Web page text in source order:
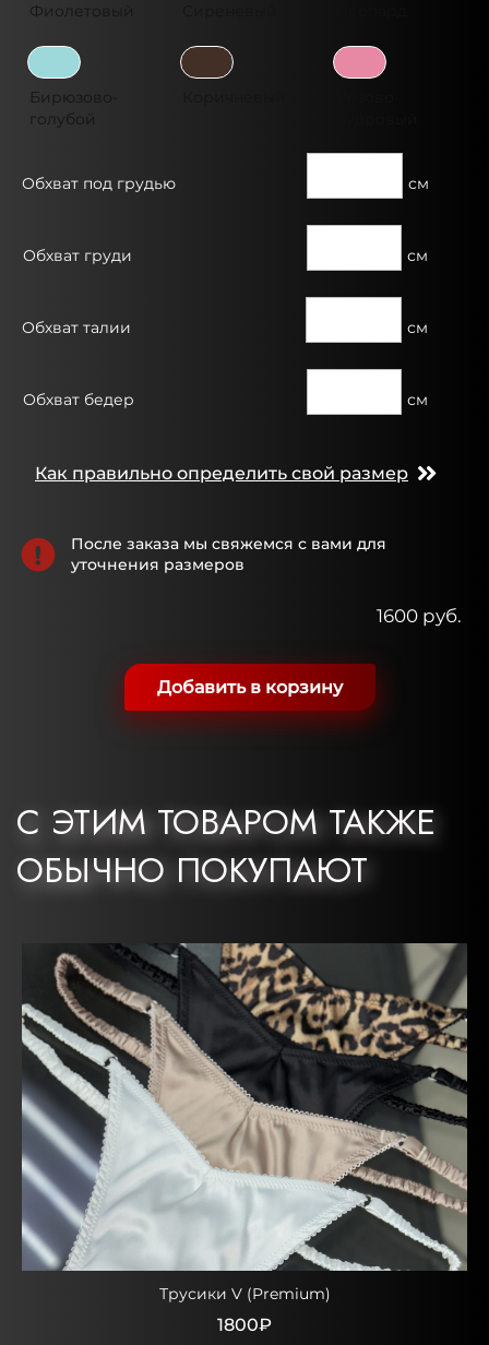
Фиолетовый
Бирюзово-
голубой
Обхват под грудью см
Обхват груди см
Обхват талии см
Обхват бедер см
Как правильно определить свой размер
После заказа мы свяжемся с вами для
уточнения размеров
1600 руб.
Добавить в корзину
С ЭТИМ ТОВАРОМ ТАКЖЕ
ОБЫЧНО ПОКУПАЮТ
Трусики V (Premium)
1800₽